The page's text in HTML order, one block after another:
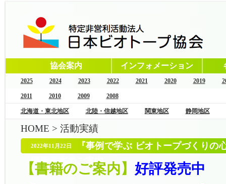
協会案内 インフォメーション
2025 2024 2023 2022 2021 2020 2019
2011 2010 2009 2008
北海道・東北地区 北陸・信越地区 関東地区 静岡地区
HOME > 活動実績
2022年11月22日
『事例で学ぶ ビオトープづくり
場所』本のご案内
【書籍のご案内】 好評発売中